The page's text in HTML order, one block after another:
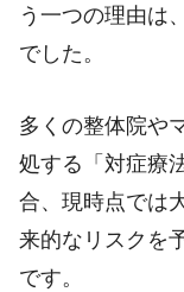
う一つの理由は
でした。
多くの整体院や
処する「対症療
合、現時点では
来的なリスクを
です。